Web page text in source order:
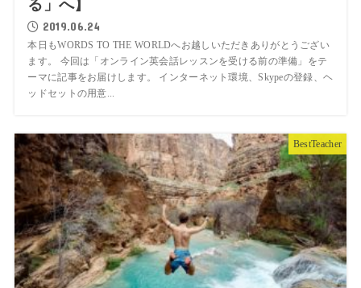
る」へ】
2019.06.24
本日もWORDS TO THE WORLDへお越しいただきありがとうござい
ます。 今回は「オンライン英会話レッスンを受ける前の準備」をテ
ーマに記事をお届けします。 インターネット環境、Skypeの登録、ヘ
ッドセットの用意...
BestTeacher